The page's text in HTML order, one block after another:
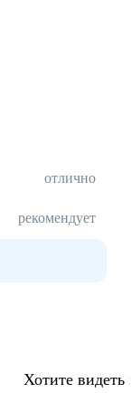
отлично
рекомендует
Хотите видеть